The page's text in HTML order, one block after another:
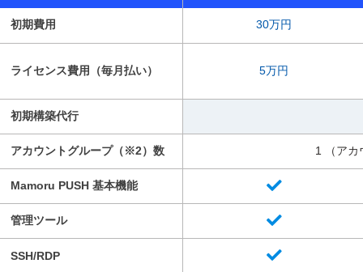
初期費用 30万円
ライセンス費用（毎月払い） 5万円
初期構築代行
アカウントグループ（※2）数 1 （アカ
Mamoru PUSH 基本機能
管理ツール
SSH/RDP